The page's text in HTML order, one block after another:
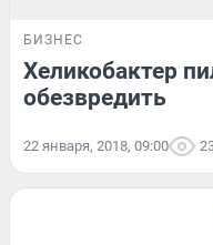
БИЗНЕС
Хеликобактер
обезвредить
22 января, 2018, 09:00